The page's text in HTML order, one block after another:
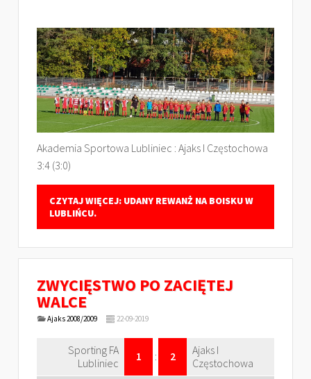
Akademia Sportowa Lubliniec : Ajaks I Częstochowa
3:4 (3:0)
CZYTAJ WIĘCEJ: UDANY REWANŻ NA BOISKU W
LUBLIŃCU.
ZWYCIĘSTWO PO ZACIĘTEJ
WALCE
Ajaks 2008/2009 22-09-2019
Sporting FA
Lubliniec
1 : 2
Ajaks I
Częstochowa